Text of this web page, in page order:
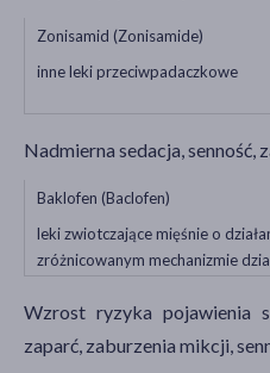
Zonisamid (Zonisamide)
inne leki przeciwpadaczkowe
Nadmierna sedacja, senność,
Baklofen (Baclofen)
leki zwiotczające mięśnie o
zróżnicowanym mechanizmie
Wzrost ryzyka pojawienia
zaparć, zaburzenia mikcji,